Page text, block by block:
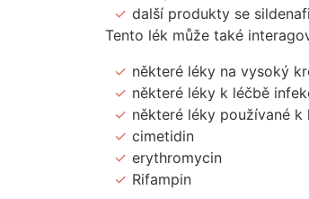
další produkty se
Tento lék může také
některé léky na vysoký
některé léky k léčbě
některé léky používané
cimetidin
erythromycin
Rifampin